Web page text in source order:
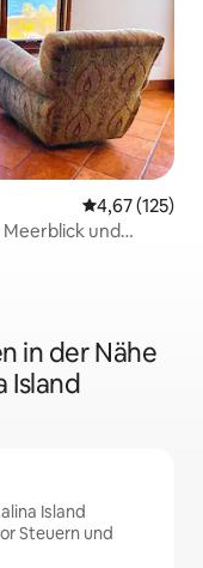
4,67 (125)
und
in der Nähe
Island
Island
Steuern und